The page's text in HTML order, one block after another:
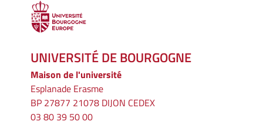
UNIVERSITÉ DE BOURGOGNE
Maison de l'université
Esplanade Erasme
BP 27877 21078 DIJON CEDEX
03 80 39 50 00